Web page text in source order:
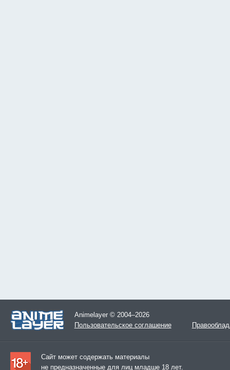
Animelayer © 2004–2026
Пользовательское соглашение
Сайт может содержать материалы
не предназначенные для лиц младше 18 лет.